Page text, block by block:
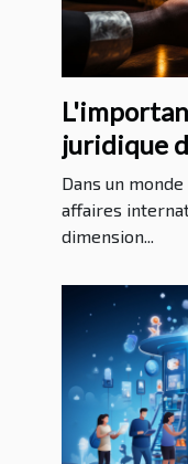
juridique
Dans un
affaires
dimension...